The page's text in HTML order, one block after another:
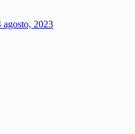
agosto, 2023